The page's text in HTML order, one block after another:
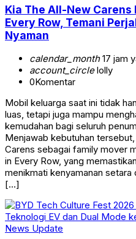
Kia The All-New
Every Row, Temani
Nyaman
calendar_month17 jam
account_circlelolly
0Komentar
Mobil keluarga saat ini tidak
luas, tetapi juga mampu
kemudahan bagi seluruh
Menjawab kebutuhan
Carens sebagai family mover
in Every Row, yang
menikmati kenyamanan
[…]
News Update